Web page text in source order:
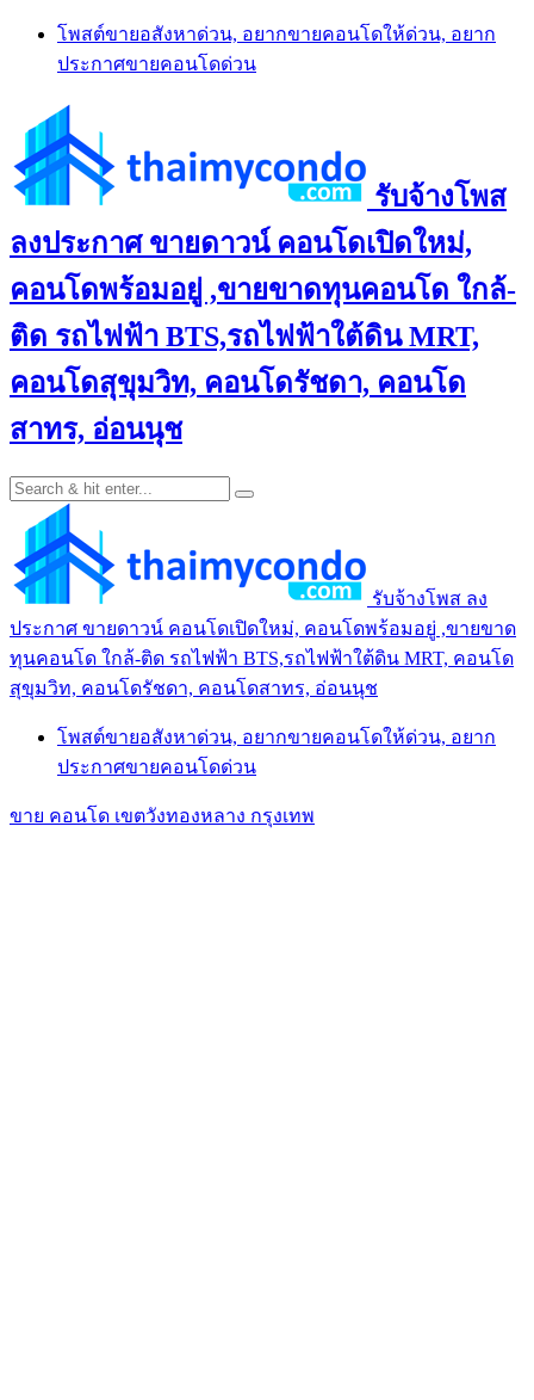
Skip
content
โพสต์ขายอสังหาด่วน, อยากขายคอนโดให้ด่วน, อยาก
ประกาศขายคอนโดด่วน
รับจ้างโพส
ลงประกาศ ขายดาวน์ คอนโดเปิดใหม่,
คอนโดพร้อมอยู่ ,ขายขาดทุนคอนโด ใกล้-
ติด รถไฟฟ้า BTS,รถไฟฟ้าใต้ดิน MRT,
คอนโดสุขุมวิท, คอนโดรัชดา, คอนโด
สาทร, อ่อนนุช
รับจ้างโพส ลง
ประกาศ ขายดาวน์ คอนโดเปิดใหม่, คอนโดพร้อมอยู่ ,ขายขาด
ทุนคอนโด ใกล้-ติด รถไฟฟ้า BTS,รถไฟฟ้าใต้ดิน MRT, คอนโด
สุขุมวิท, คอนโดรัชดา, คอนโดสาทร, อ่อนนุช
โพสต์ขายอสังหาด่วน, อยากขายคอนโดให้ด่วน, อยาก
ประกาศขายคอนโดด่วน
ขาย คอนโด เขตวังทองหลาง กรุงเทพ